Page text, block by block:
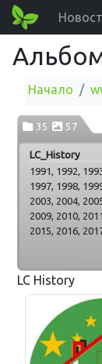
Начало
35 57
LC_History
1991, 1992,
1997, 1998,
2003, 2004,
2009, 2010,
2015, 2016,
LC History